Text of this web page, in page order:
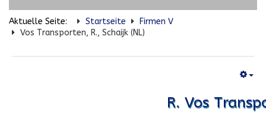
Aktuelle Seite: Startseite
Firmen V
Vos Transporten, R., Schaijk (NL)
R. Vos